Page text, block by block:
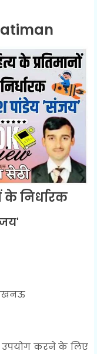
के निर्धारक
लखनऊ
करने के लिए